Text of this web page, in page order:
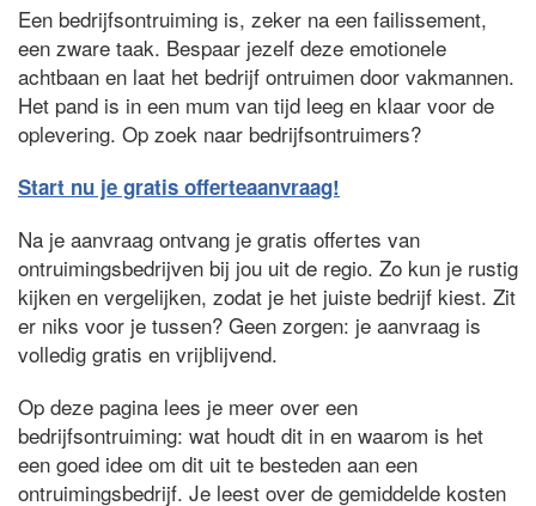
Een bedrijfsontruiming is, zeker na een failissement,
een zware taak. Bespaar jezelf deze emotionele
achtbaan en laat het bedrijf ontruimen door vakmannen.
Het pand is in een mum van tijd leeg en klaar voor de
oplevering. Op zoek naar bedrijfsontruimers?
Start nu je gratis offerteaanvraag!
Na je aanvraag ontvang je gratis offertes van
ontruimingsbedrijven bij jou uit de regio. Zo kun je rustig
kijken en vergelijken, zodat je het juiste bedrijf kiest. Zit
er niks voor je tussen? Geen zorgen: je aanvraag is
volledig gratis en vrijblijvend.
Op deze pagina lees je meer over een
bedrijfsontruiming: wat houdt dit in en waarom is het
een goed idee om dit uit te besteden aan een
ontruimingsbedrijf. Je leest over de gemiddelde kosten